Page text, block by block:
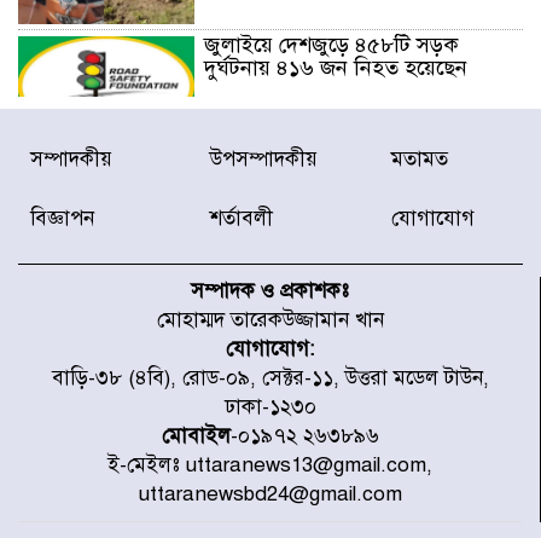
জুলাইয়ে দেশজুড়ে ৪৫৮টি সড়ক
দুর্ঘটনায় ৪১৬ জন নিহত হয়েছেন
হারিয়ে যাওয়া শিশুকে পরিবারের কাছে
থানার ওসি
আজ থেকে উন্মুক্ত ‘জুলাই গণঅভ্যুত্থান
স্মৃতি জাদুঘর
রাজধানীর উত্তরা আঞ্চলিক পাসপোর্ট
অফিসের সামনে দালাল চক্রের ১৩ জন
সদস্যকে বিভিন্ন মেয়াদে সাজা প্রদান
করেছে র‌্যাব-১
হরমুজ প্রণালি নিয়ে ওমানের সঙ্গে চুক্তি
চূড়ান্ত পর্যায়ে : ইরান
সম্পাদকীয় উপসম্পাদকীয় মতামত
বিজ্ঞাপন শর্তাবলী যোগাযোগ
সম্পাদক ও প্রকাশকঃ
মোহাম্মদ তারেকউজ্জামান খান
যোগাযোগ:
বাড়ি-৩৮ (৪বি), রোড-০৯, সেক্টর-১১, উত্তরা মডেল টাউন,
ঢাকা-১২৩০
মোবাইল-০১৯৭২ ২৬৩৮৯৬
ই-মেইলঃ uttaranews13@gmail.com,
uttaranewsbd24@gmail.com